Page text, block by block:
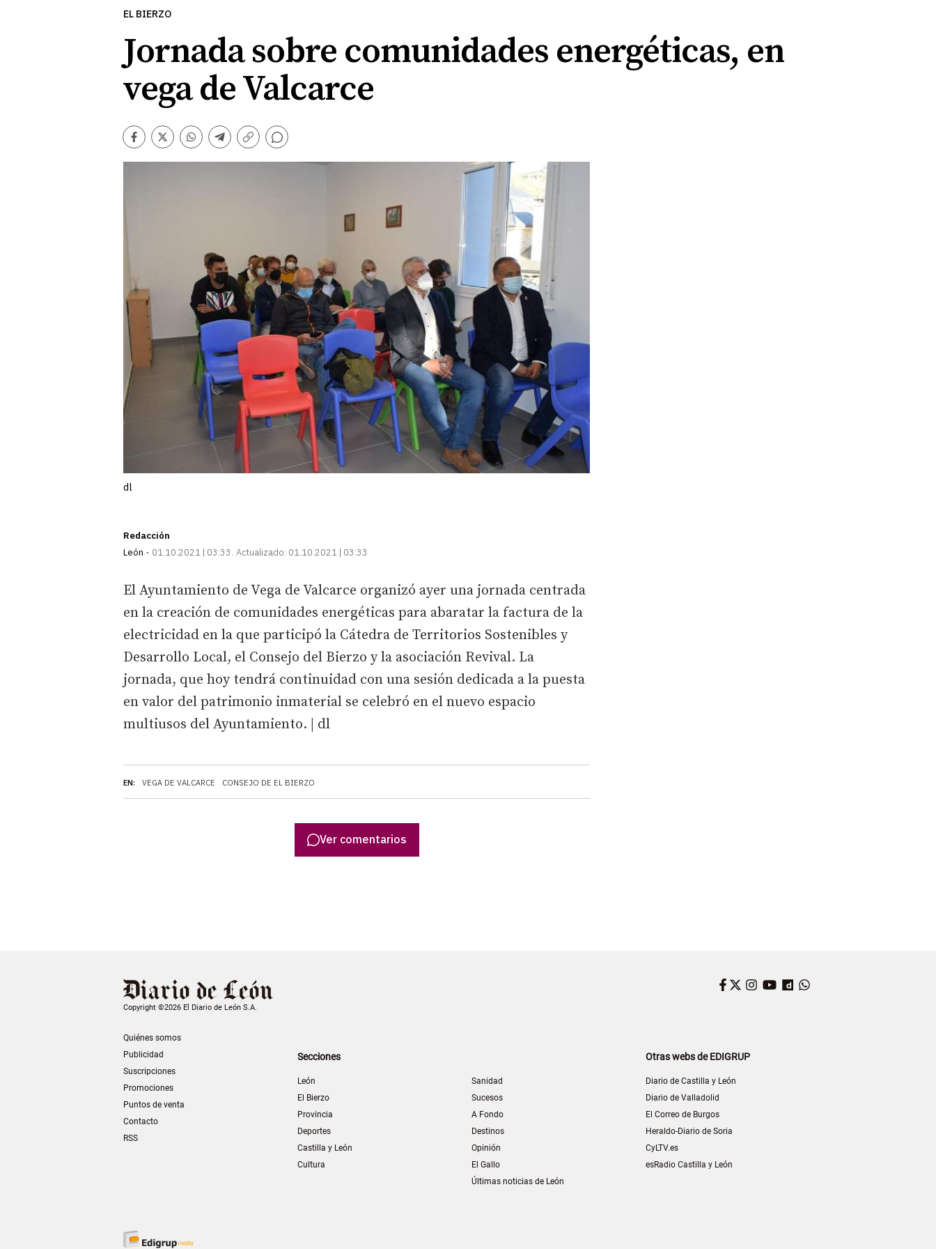
EL BIERZO
Jornada sobre comunidades energéticas, en
vega de Valcarce
Facebook
TwitterWhatsapp
Telegram
Copiar
enlace
Comentarios
dl
Redacción
León
01.10.2021 | 03:33 Actualizado: 01.10.2021 | 03:33
EN: VEGA DE VALCARCE CONSEJO DE EL BIERZO
El Ayuntamiento de Vega de Valcarce organizó ayer una jornada centrada
en la creación de comunidades energéticas para abaratar la factura de la
electricidad en la que participó la Cátedra de Territorios Sostenibles y
Desarrollo Local, el Consejo del Bierzo y la asociación Revival. La
jornada, que hoy tendrá continuidad con una sesión dedicada a la puesta
en valor del patrimonio inmaterial se celebró en el nuevo espacio
multiusos del Ayuntamiento. | dl
Ver comentarios
Copyright ©2026 El Diario de León S.A.
Quiénes somos
Publicidad
Suscripciones
Promociones
Puntos de venta
Contacto
RSS
Facebook
Twitter
Instagram
YouTube
Dailymotion
Secciones
León
El Bierzo
Provincia
Deportes
Castilla y León
Cultura
Sanidad
Sucesos
A Fondo
Destinos
Opinión
El Gallo
Últimas noticias de León
Otras webs de EDIGRUP
Diario de Castilla y León
Diario de Valladolid
El Correo de Burgos
Heraldo-Diario de Soria
CyLTV.es
esRadio Castilla y León